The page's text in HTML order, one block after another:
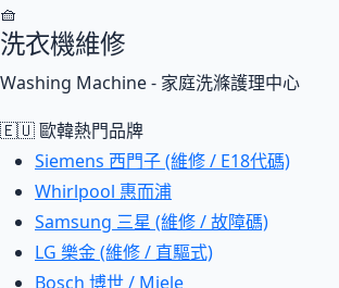
🧺
洗衣機維修
Washing Machine - 家庭洗滌護理中心
🇪🇺 歐韓熱門品牌
Siemens 西門子 (維修 / E18代碼)
Whirlpool 惠而浦
Samsung 三星 (維修 / 故障碼)
LG 樂金 (維修 / 直驅式)
Bosch 博世 / Miele